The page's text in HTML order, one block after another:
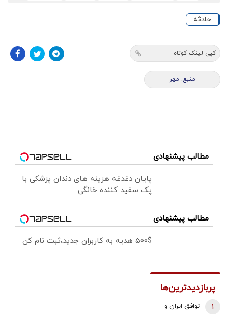
حادثه
کپی لینک کوتاه
منبع: مهر
مطالب پیشنهادی
پایان دغدغه هزینه های دندان پزشکی با
پک سفید کننده خانگی
مطالب پیشنهادی
500$ هدیه به کاربران جدید،ثبت نام کن
پربازدیدترین‌ها
توافق ایران و
1